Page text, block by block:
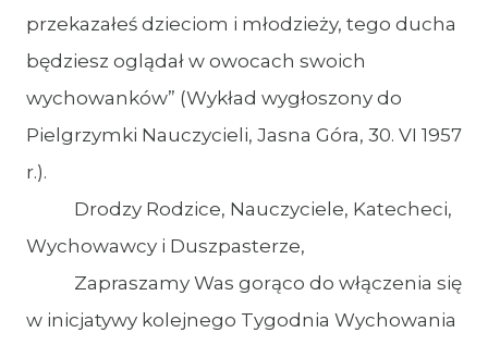
przekazałeś dzieciom i młodzieży, tego ducha
będziesz oglądał w owocach swoich
wychowanków” (Wykład wygłoszony do
Pielgrzymki Nauczycieli, Jasna Góra, 30. VI 1957
r.).
Drodzy Rodzice, Nauczyciele, Katecheci,
Wychowawcy i Duszpasterze,
Zapraszamy Was gorąco do włączenia się
w inicjatywy kolejnego Tygodnia Wychowania